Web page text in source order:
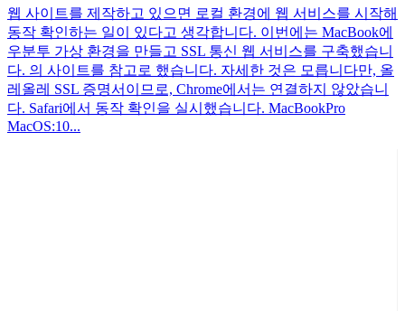
웹 사이트를 제작하고 있으면 로컬 환경에 웹 서비스를 시작해
동작 확인하는 일이 있다고 생각합니다. 이번에는 MacBook에
우분투 가상 환경을 만들고 SSL 통신 웹 서비스를 구축했습니
다. 의 사이트를 참고로 했습니다. 자세한 것은 모릅니다만, 올
레올레 SSL 증명서이므로, Chrome에서는 연결하지 않았습니
다. Safari에서 동작 확인을 실시했습니다. MacBookPro
MacOS:10...